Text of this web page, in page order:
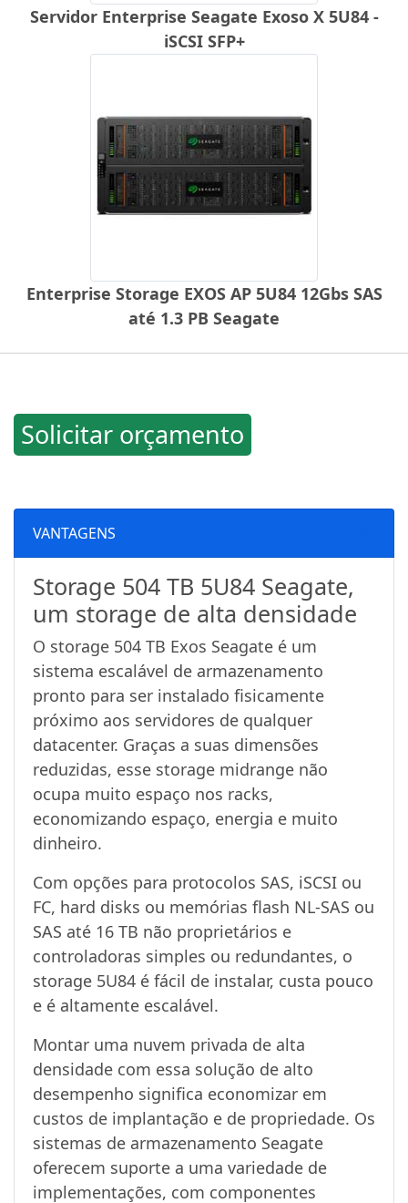
Servidor Enterprise Seagate Exoso X 5U84 -
iSCSI SFP+
Enterprise Storage EXOS AP 5U84 12Gbs SAS
até 1.3 PB Seagate
Solicitar orçamento
VANTAGENS
Storage 504 TB 5U84 Seagate,
um storage de alta densidade
O storage 504 TB Exos Seagate é um
sistema escalável de armazenamento
pronto para ser instalado fisicamente
próximo aos servidores de qualquer
datacenter. Graças a suas dimensões
reduzidas, esse storage midrange não
ocupa muito espaço nos racks,
economizando espaço, energia e muito
dinheiro.
Com opções para protocolos SAS, iSCSI ou
FC, hard disks ou memórias flash NL-SAS ou
SAS até 16 TB não proprietários e
controladoras simples ou redundantes, o
storage 5U84 é fácil de instalar, custa pouco
e é altamente escalável.
Montar uma nuvem privada de alta
densidade com essa solução de alto
desempenho significa economizar em
custos de implantação e de propriedade. Os
sistemas de armazenamento Seagate
oferecem suporte a uma variedade de
implementações, com componentes